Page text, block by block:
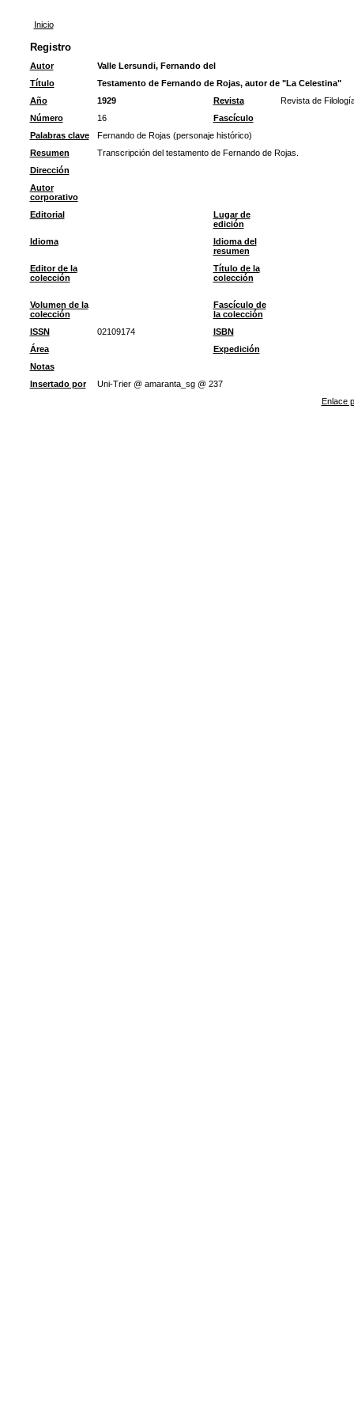
Inicio
Registro
Autor
Valle Lersundi, Fernando del
Título
Testamento de Fernando de Rojas, autor de "La Celestina"
Año
1929 Revista
Revista de
Número
16
Fascículo
Palabras clave
Fernando de Rojas (personaje histórico)
Resumen
Transcripción del testamento de Fernando de Rojas.
Dirección
Autor
corporativo
Editorial
Lugar de
edición
Idioma
Idioma del
resumen
Editor de la
colección
Título de la
colección
Volumen de la
colección
Fascículo de
la colección
ISSN
02109174
ISBN
Área
Expedición
Notas
Insertado por
Uni-Trier @ amaranta_sg @ 237
Enlace